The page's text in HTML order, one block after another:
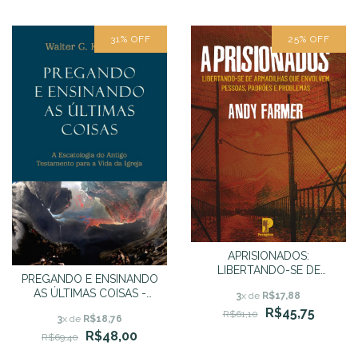
31% OFF
PREGANDO E ENSINANDO
AS ÚLTIMAS COISAS -
3x de R$18,76
R$69,40
R$48,00
25% OFF
APRISIONADOS:
LIBERTANDO-SE DE
ENVOLVEM PESSOAS,
PADRÕES E PROBLEMAS -
3x de R$17,88
R$61,10
R$45,75